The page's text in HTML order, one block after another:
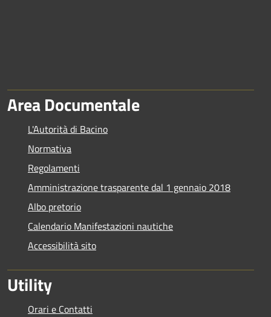
Area Documentale
L'Autorità di Bacino
Normativa
Regolamenti
Amministrazione trasparente dal 1 gennaio 2018
Albo pretorio
Calendario Manifestazioni nautiche
Accessibilità sito
Utility
Orari e Contatti